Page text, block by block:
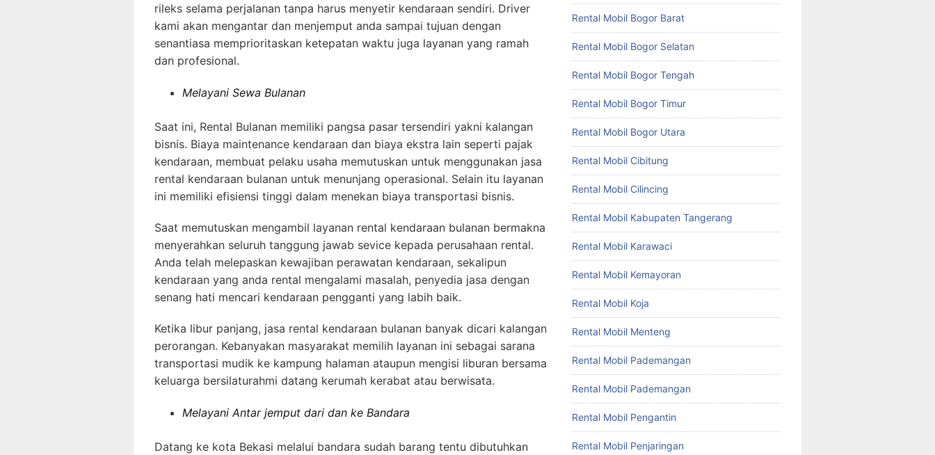
rileks selama perjalanan tanpa harus menyetir kendaraan sendiri. Driver
kami akan mengantar dan menjemput anda sampai tujuan dengan
senantiasa memprioritaskan ketepatan waktu juga layanan yang ramah
dan profesional.
Melayani Sewa Bulanan
Saat ini, Rental Bulanan memiliki pangsa pasar tersendiri yakni kalangan
bisnis. Biaya maintenance kendaraan dan biaya ekstra lain seperti pajak
kendaraan, membuat pelaku usaha memutuskan untuk menggunakan jasa
rental kendaraan bulanan untuk menunjang operasional. Selain itu layanan
ini memiliki efisiensi tinggi dalam menekan biaya transportasi bisnis.
Saat memutuskan mengambil layanan rental kendaraan bulanan bermakna
menyerahkan seluruh tanggung jawab sevice kepada perusahaan rental.
Anda telah melepaskan kewajiban perawatan kendaraan, sekalipun
kendaraan yang anda rental mengalami masalah, penyedia jasa dengan
senang hati mencari kendaraan pengganti yang labih baik.
Ketika libur panjang, jasa rental kendaraan bulanan banyak dicari kalangan
perorangan. Kebanyakan masyarakat memilih layanan ini sebagai sarana
transportasi mudik ke kampung halaman ataupun mengisi liburan bersama
keluarga bersilaturahmi datang kerumah kerabat atau berwisata.
Melayani Antar jemput dari dan ke Bandara
Datang ke kota Bekasi melalui bandara sudah barang tentu dibutuhkan
Rental Mobil Bogor Barat
Rental Mobil Bogor Selatan
Rental Mobil Bogor Tengah
Rental Mobil Bogor Timur
Rental Mobil Bogor Utara
Rental Mobil Cibitung
Rental Mobil Cilincing
Rental Mobil Kabupaten Tangerang
Rental Mobil Karawaci
Rental Mobil Kemayoran
Rental Mobil Koja
Rental Mobil Menteng
Rental Mobil Pademangan
Rental Mobil Pademangan
Rental Mobil Pengantin
Rental Mobil Penjaringan